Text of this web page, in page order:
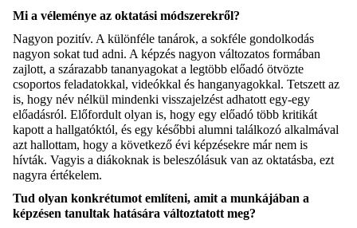
Mi a véleménye az oktatási módszerekről?
Nagyon pozitív. A különféle tanárok, a sokféle gondolkodás
nagyon sokat tud adni. A képzés nagyon változatos formában
zajlott, a szárazabb tananyagokat a legtöbb előadó ötvözte
csoportos feladatokkal, videókkal és hanganyagokkal. Tetszett az
is, hogy név nélkül mindenki visszajelzést adhatott egy-egy
előadásról. Előfordult olyan is, hogy egy előadó több kritikát
kapott a hallgatóktól, és egy későbbi alumni találkozó alkalmával
azt hallottam, hogy a következő évi képzésekre már nem is
hívták. Vagyis a diákoknak is beleszólásuk van az oktatásba, ezt
nagyra értékelem.
Tud olyan konkrétumot említeni, amit a munkájában a
képzésen tanultak hatására változtatott meg?